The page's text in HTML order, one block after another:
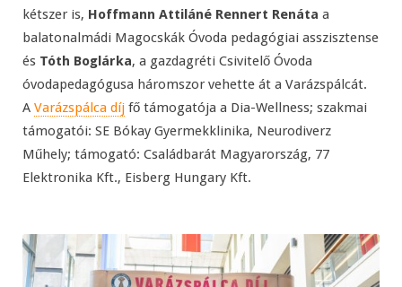
kétszer is, Hoffmann Attiláné Rennert Renáta a
balatonalmádi Magocskák Óvoda pedagógiai asszisztense
és Tóth Boglárka, a gazdagréti Csivitelő Óvoda
óvodapedagógusa háromszor vehette át a Varázspálcát.
A Varázspálca díj fő támogatója a Dia-Wellness; szakmai
támogatói: SE Bókay Gyermekklinika, Neurodiverz
Műhely; támogató: Családbarát Magyarország, 77
Elektronika Kft., Eisberg Hungary Kft.